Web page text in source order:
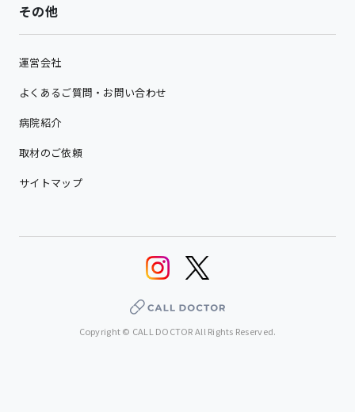
その他
運営会社
よくあるご質問・お問い合わせ
病院紹介
取材のご依頼
サイトマップ
Copyright © CALL DOCTOR All Rights Reserved.